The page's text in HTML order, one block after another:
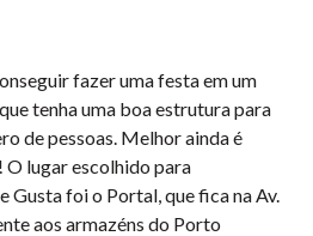
fazer uma festa em um
tenha uma boa estrutura para
de pessoas. Melhor ainda é
O lugar escolhido para
Gusta foi o Portal, que fica na Av.
aos armazéns do Porto